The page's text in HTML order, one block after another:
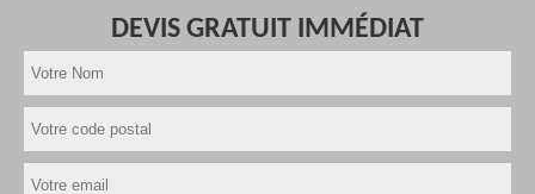
DEVIS GRATUIT IMMÉDIAT